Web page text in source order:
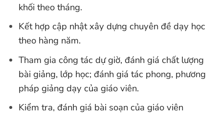
khối theo tháng.
Kết hợp cập nhật xây dựng chuyên đề dạy học
theo hàng năm.
Tham gia công tác dự giờ, đánh giá chất lượng
bài giảng, lớp học; đánh giá tác phong, phương
pháp giảng dạy của giáo viên.
Kiểm tra, đánh giá bài soạn của giáo viên